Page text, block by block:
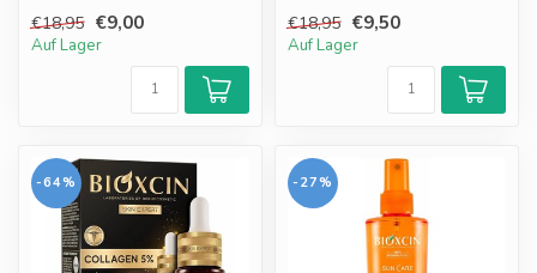
aufpolsterndes Se...
€18,95 €9,00
Auf Lager
Hyaluronsä...
€18,95 €9,50
Auf Lager
-64% -27%